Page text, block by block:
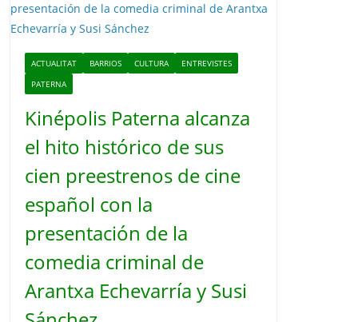
ACTUALITAT BARRIOS CULTURA
ENTREVISTES
PATERNA
Kinépolis Paterna alcanza
el hito histórico de sus
cien preestrenos de cine
español con la
presentación de la
comedia criminal de
Arantxa Echevarría y Susi